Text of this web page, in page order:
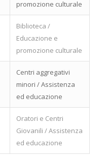
promozione culturale
Biblioteca /
Educazione e
promozione culturale
Centri aggregativi
minori / Assistenza
ed educazione
Oratori e Centri
Giovanili / Assistenza
ed educazione